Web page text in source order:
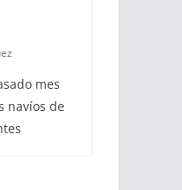
mes
navíos de